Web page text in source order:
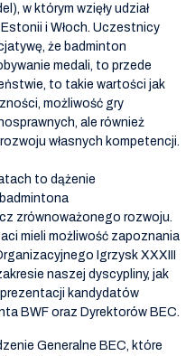
w którym wzięły udział
i Włoch. Uczestnicy
że badminton
medali, to przede
to takie wartości jak
możliwość gry
ale również
własnych kompetencji.
to dążenie
zrównoważonego rozwoju.
mieli możliwość zapoznania
Igrzysk XXXIII
naszej dyscypliny, jak
kandydatów
BWF oraz Dyrektorów BEC.
Generalne BEC, które